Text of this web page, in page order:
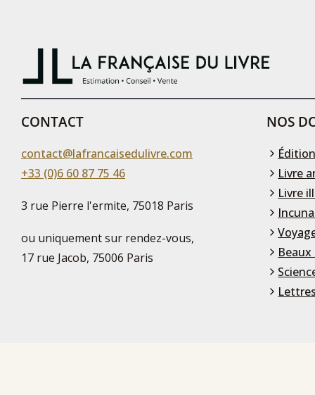
CONTACT
contact@lafrancaisedulivre.com
+33 (0)6 60 87 75 46
3 rue Pierre l'ermite, 75018 Paris
ou uniquement sur rendez-vous,
17 rue Jacob, 75006 Paris
NOS
Livre
Livre